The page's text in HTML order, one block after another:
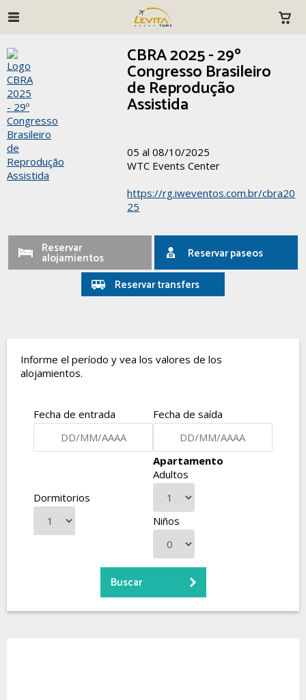
CBRA 2025 - 29º
Congresso Brasileiro
de Reprodução
Assistida
05 al 08/10/2025
WTC Events Center
https://rg.iweventos.com.br/cbra20
25
Reservar
alojamientos
Reservar paseos
Reservar transfers
Informe el período y vea los valores de los
alojamientos.
Fecha de entrada Fecha de saída
Dormitorios
Apartamento
Adultos
Niños